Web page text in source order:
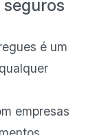
é um
empresas